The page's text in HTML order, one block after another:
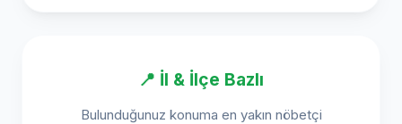
📍 İl & İlçe Bazlı
Bulunduğunuz konuma en yakın nöbetçi